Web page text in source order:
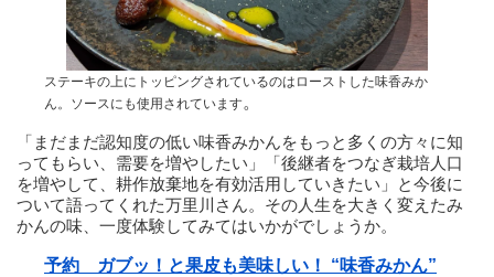
ステーキの上にトッピングされているのはローストした味香みか
ん。ソースにも使用されています。
「まだまだ認知度の低い味香みかんをもっと多くの方々に知
ってもらい、需要を増やしたい」「後継者をつなぎ栽培人口
を増やして、耕作放棄地を有効活用していきたい」と今後に
ついて語ってくれた万里川さん。その人生を大きく変えたみ
かんの味、一度体験してみてはいかがでしょうか。
予約 ガブッ！と果皮も美味しい！ “味香みかん”